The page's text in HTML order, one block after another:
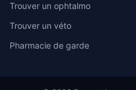
Trouver un ophtalmo
Trouver un véto
Pharmacie de garde